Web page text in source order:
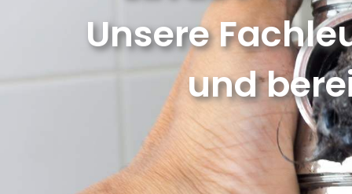
Unsere
und